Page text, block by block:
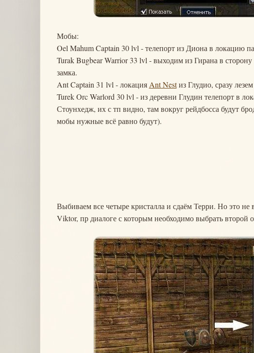
Мобы:
Oel Mahum Captain 30 lvl - телепорт из Диона в локацию
Turak Bugbear Warrior 33 lvl - выходим из Гирана в
замка.
Ant Captain 31 lvl - локация Ant Nestиз Глудио, сразу
Turek Orc Warlord 30 lvl - из деревни Глудин телепорт в
Стоунхедж, их с тп видно, там вокруг рейдбосса будут
мобы нужные всё равно будут).
Выбиваем все четыре кристалла и сдаём Терри. Но это
Viktor, пр диалоге с которым необходимо выбрать второй